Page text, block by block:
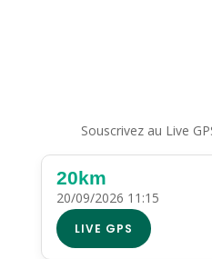
Souscrivez au Live
20km
20/09/2026 11:15
LIVE GPS